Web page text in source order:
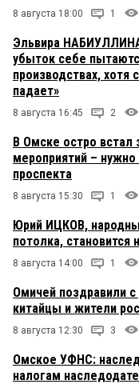
8 августа 18:00 1
Эльвира
убыток себе
производствах, хотя
падает»
8 августа 16:45 2
В Омске остро встал
мероприятий –
проспекта
8 августа 15:30 1
Юрий ИЦКОВ,
потолка, становится
8 августа 14:00 1
Омичей поздравили
китайцы и жители
8 августа 12:30 3
Омское УФНС:
налогам